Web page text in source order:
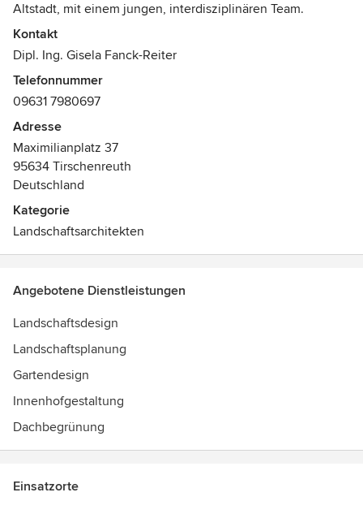
Altstadt, mit einem jungen, interdisziplinären Team.
Wir planen, beraten und entwickeln.
Zu unserem Leistungsspektrum gehören daher sowohl die
Planung von Außen- und Freianlagen wie Kindergärten,
Schulen, Plätze, Gärten und Höfe als auch die Beratung
und Entwicklung ökologischer Konzepte.
Kontakt
Dipl. Ing. Gisela Fanck-Reiter
Telefonnummer
09631 7980697
Adresse
Maximilianplatz 37
95634 Tirschenreuth
Deutschland
Kategorie
Landschaftsarchitekten
Angebotene Dienstleistungen
Landschaftsdesign
Landschaftsplanung
Gartendesign
Innenhofgestaltung
Dachbegrünung
Einsatzorte